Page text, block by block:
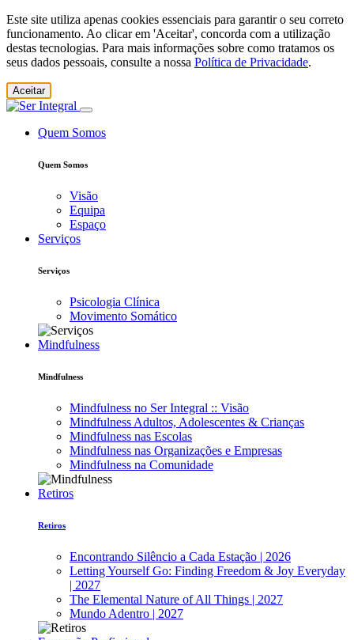
Este site utiliza apenas cookies essenciais para garantir o seu correto
funcionamento. Ao clicar em 'Aceitar', concorda com a utilização
destas tecnologias. Para mais informações sobre como tratamos os
seus dados pessoais, consulte a nossa Política de Privacidade.
Aceitar
Quem Somos
Quem Somos
Visão
Equipa
Espaço
Serviços
Serviços
Psicologia Clínica
Movimento Somático
Mindfulness
Mindfulness
Mindfulness no Ser Integral :: Visão
Mindfulness Adultos, Adolescentes & Crianças
Mindfulness nas Escolas
Mindfulness nas Organizações e Empresas
Mindfulness na Comunidade
Retiros
Retiros
Encontrando Silêncio a Cada Estação | 2026
Letting Yourself Go: Finding Freedom & Joy Everyday
| 2027
The Elemental Nature of All Things | 2027
Mundo Adentro | 2027